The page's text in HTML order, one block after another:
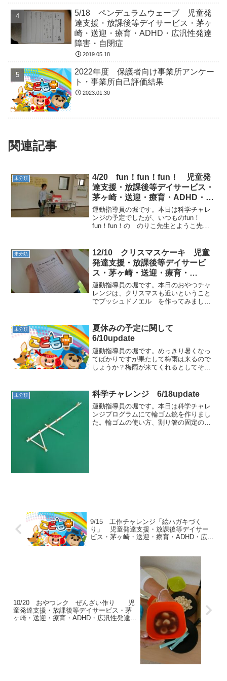
5/18 ペンデュラムウェーブ 児童発
達支援・放課後等デイサービス・茅ヶ
崎・送迎・療育・ADHD・広汎性発達
障害・自閉症
2019.05.18
2022年度 保護者向け事業所アンケー
ト・事業所自己評価結果
2023.01.30
関連記事
未分類
4/20 fun！fun！fun！ 児童発
達支援・放課後等デイサービス・
茅ヶ崎・送迎・療育・ADHD・広
汎性発達障害・自閉症
運動指導員の堀です。本日は科学チャレ
ンジの予定でしたが、いつものfun！
fun！fun！の のりこ先生とようこ先生
○5本指の拍手 ○大型絵本「ぐんぐんぐん
み...
未分類
12/10 クリスマスケーキ 児童
発達支援・放課後等デイサービ
ス・茅ヶ崎・送迎・療育・
ADHD・広汎性発達障害・自閉症
運動指導員の堀です。本日のおやつチャ
レンジは、クリスマスも近いということ
でブッシュドノエル を作ってみまし
ョコホイップをひたすらかき混ぜます。
仕上げは機械に頼ります。（...
未分類
夏休みの予定に関して
6/10update
運動指導員の堀です。めっきり暑くなっ
てばかりですが果たして梅雨は来るので
しょうか？梅雨が来てくれるとしてその
の中で皆様の予定をできるだけ早く把握
させていただければイベン...
未分類 科学チャレンジ 6/18update
運動指導員の堀です。本日は科学チャレ
ンジプログラムにて輪ゴム銃を作りまし
た。輪ゴムの使い方、割り箸の固定の仕
9/15 工作チャレンジ「絵ハガキづく
り」 児童発達支援・放課後等デイサー
ビス・茅ヶ崎・送迎・療育・ADHD・広汎
10/20 おやつレク ぜんざい作り 児
童発達支援・放課後等デイサービス・茅
ヶ崎・送迎・療育・ADHD・広汎性発達障